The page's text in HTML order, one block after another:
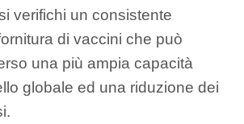
verifichi un consistente
di vaccini che può
una più ampia capacità
globale ed una riduzione dei